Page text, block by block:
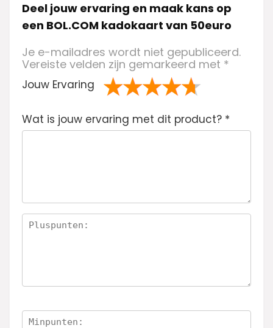
Deel jouw ervaring en maak kans op
een BOL.COM kadokaart van 50euro
Je e-mailadres wordt niet gepubliceerd.
Vereiste velden zijn gemarkeerd met *
Jouw Ervaring
va
n
rre
n
de 5
sterren
sterren
sterren
sterren
Wat is jouw ervaring met dit product? *